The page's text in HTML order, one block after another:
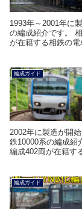
1993年～2001年に
の編成紹介です。
が在籍する相鉄の電
編成ガイド
2002年に製造が開
鉄10000系の編成紹
編成402両が在籍す
編成ガイド